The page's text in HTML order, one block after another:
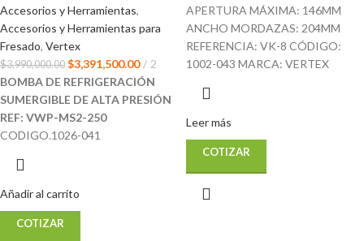
Accesorios y Herramientas,
Accesorios y Herramientas para
Fresado, Vertex
$3,990,000.00 $3,391,500.00
2
BOMBA DE REFRIGERACIÓN
SUMERGIBLE DE ALTA PRESIÓN
REF: VWP-MS2-250
CODIGO.1026-041
Añadir al carrito
COTIZAR
APERTURA MÁXIMA: 146MM
ANCHO MORDAZAS: 204MM
REFERENCIA: VK-8 CÓDIGO:
1002-043 MARCA: VERTEX
Leer más
COTIZAR